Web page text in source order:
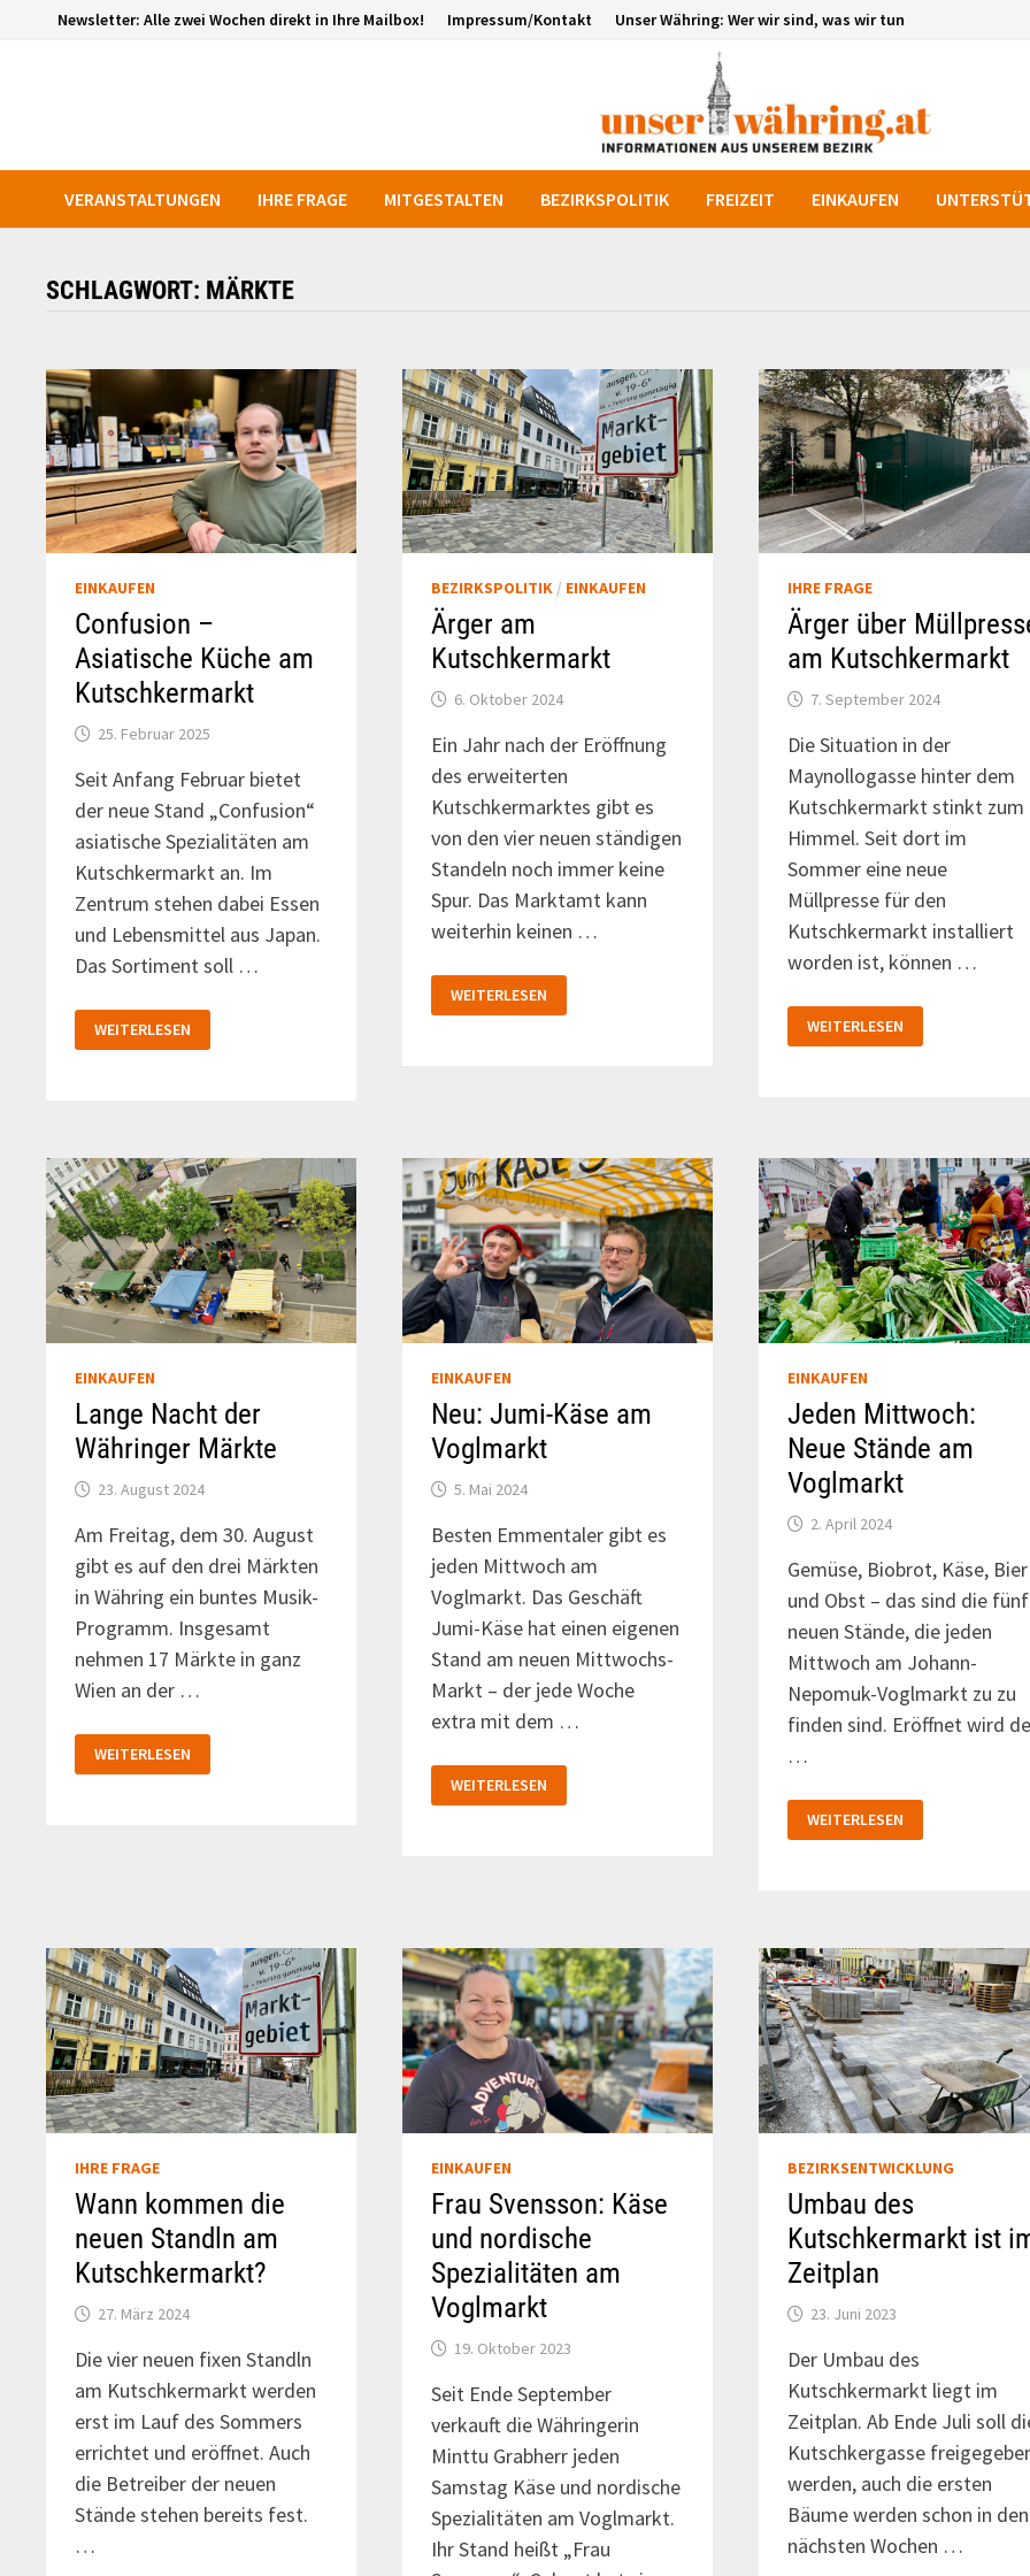
Newsletter: Alle zwei Wochen direkt in Ihre Mailbox! Impressum/Kontakt Unser Währing: Wer wir sind, was wir tun
VERANSTALTUNGEN IHRE FRAGE MITGESTALTEN BEZIRKSPOLITIK FREIZEIT EINKAUFEN
SCHLAGWORT: MÄRKTE
EINKAUFEN
Confusion –
Asiatische Küche am
Kutschkermarkt
25. Februar 2025
Seit Anfang Februar bietet
der neue Stand „Confusion“
asiatische Spezialitäten am
Kutschkermarkt an. Im
Zentrum stehen dabei Essen
und Lebensmittel aus Japan.
Das Sortiment soll …
–
ASIATISCHE
WEITERLESEN
BEZIRKSPOLITIK / EINKAUFEN
Ärger am
Kutschkermarkt
6. Oktober 2024
Ein Jahr nach der Eröffnung
des erweiterten
Kutschkermarktes gibt es
von den vier neuen ständigen
Standeln noch immer keine
Spur. Das Marktamt kann
weiterhin keinen …
AM
KUTSCHKERMARKT
WEITERLESEN
IHRE FRAGE
Ärger über
am Kutschkermarkt
7. September 2024
Die Situation in der
Maynollogasse hinter dem
Kutschkermarkt stinkt zum
Himmel. Seit dort im
Sommer eine neue
Müllpresse für den
Kutschkermarkt installiert
worden ist, können …
ÜBER
MÜLLPRESSE
WEITERLESEN
EINKAUFEN
Lange Nacht der
Währinger Märkte
23. August 2024
Am Freitag, dem 30. August
gibt es auf den drei Märkten
in Währing ein buntes Musik-
Programm. Insgesamt
nehmen 17 Märkte in ganz
Wien an der …
NACHT
DER
WEITERLESEN
EINKAUFEN
Neu: Jumi-Käse am
Voglmarkt
5. Mai 2024
Besten Emmentaler gibt es
jeden Mittwoch am
Voglmarkt. Das Geschäft
Jumi-Käse hat einen eigenen
Stand am neuen Mittwochs-
Markt – der jede Woche
extra mit dem …
JUMI-
KÄSE
WEITERLESEN
EINKAUFEN
Jeden Mittwoch:
Neue Stände am
Voglmarkt
2. April 2024
Gemüse, Biobrot, Käse, Bier
und Obst – das sind die fünf
neuen Stände, die jeden
Mittwoch am Johann-
Nepomuk-Voglmarkt zu zu
finden sind. Eröffnet wird
…
MITTWOCH:
NEUE
WEITERLESEN
IHRE FRAGE
Wann kommen die
neuen Standln am
Kutschkermarkt?
27. März 2024
Die vier neuen fixen Standln
am Kutschkermarkt werden
erst im Lauf des Sommers
errichtet und eröffnet. Auch
die Betreiber der neuen
Stände stehen bereits fest.
…
EINKAUFEN
Frau Svensson: Käse
und nordische
Spezialitäten am
Voglmarkt
19. Oktober 2023
Seit Ende September
verkauft die Währingerin
Minttu Grabherr jeden
Samstag Käse und nordische
Spezialitäten am Voglmarkt.
Ihr Stand heißt „Frau
BEZIRKSENTWICKLUNG
Umbau des
Kutschkermarkt ist
Zeitplan
23. Juni 2023
Der Umbau des
Kutschkermarkt liegt im
Zeitplan. Ab Ende Juli soll
Kutschkergasse
werden, auch die ersten
Bäume werden schon in den
nächsten Wochen …